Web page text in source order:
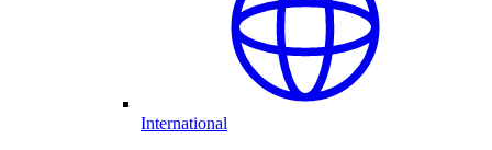
International